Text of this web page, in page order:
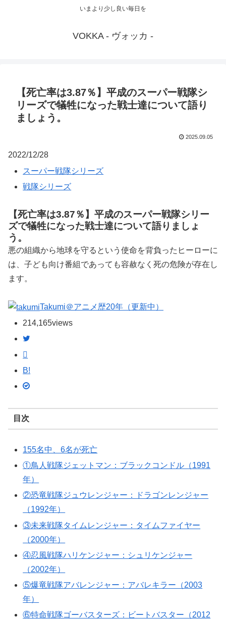
いまより少し良い毎日を
VOKKA - ヴォッカ -
【死亡率は3.87％】平成のスーパー戦隊シ
リーズで犠牲になった戦士達について語り
ましょう。
2025.09.05
2022/12/28
スーパー戦隊シリーズ
戦隊シリーズ
【死亡率は3.87％】平成のスーパー戦隊シリー
ズで犠牲になった戦士達について語りましょ
う。
悪の組織から地球を守るという使命を背負ったヒーローに
は、子ども向け番組であっても容赦なく死の危険が存在し
ます。
Takumi＠アニメ歴20年（更新中）
214,165views
B!
目次
155名中、6名が死亡
①鳥人戦隊ジェットマン：ブラックコンドル（1991
年）
②恐竜戦隊ジュウレンジャー：ドラゴンレンジャー
（1992年）
③未来戦隊タイムレンジャー：タイムファイヤー
（2000年）
④忍風戦隊ハリケンジャー：シュリケンジャー
（2002年）
⑤爆竜戦隊アバレンジャー：アバレキラー（2003
年）
⑥特命戦隊ゴーバスターズ：ビートバスター（2012